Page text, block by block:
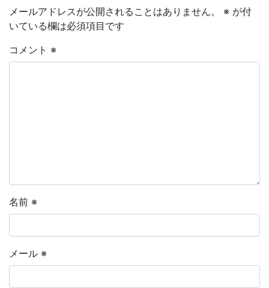
メールアドレスが公開されることはありません。 ※ が付
いている欄は必須項目です
コメント ※
名前 ※
メール ※